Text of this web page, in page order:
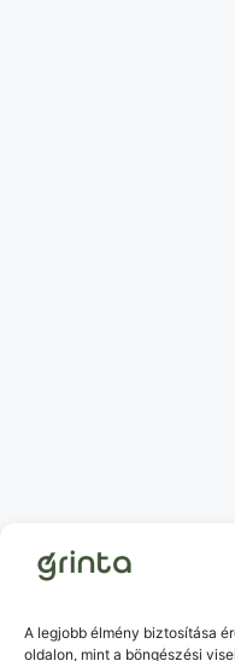
A legjobb élmény biztosítása
oldalon, mint a böngészési